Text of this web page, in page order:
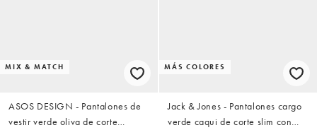
MIX & MATCH
ASOS DESIGN - Pantalones de
vestir verde oliva de corte
MÁS COLORES
Jack & Jones - Pantalones cargo
verde caqui de corte slim con